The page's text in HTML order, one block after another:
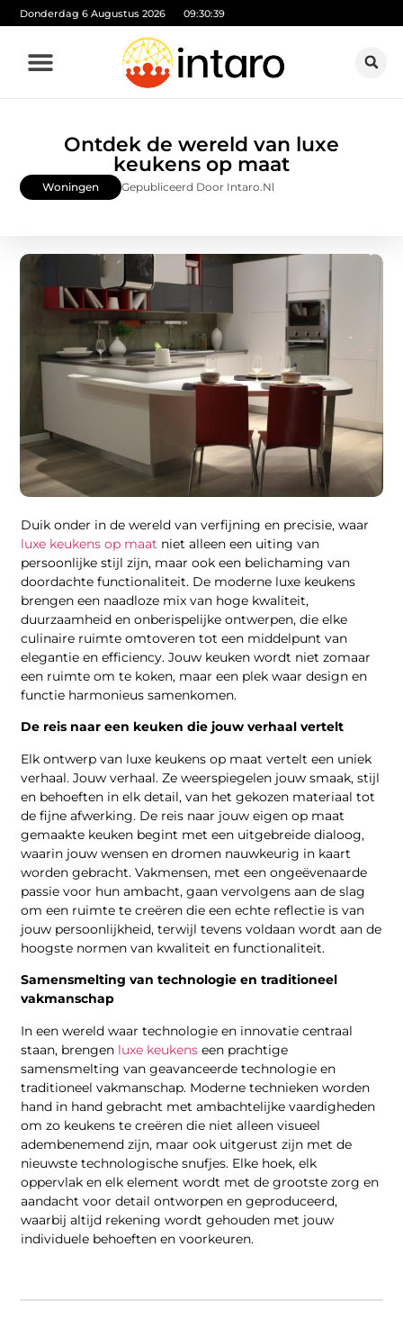
Donderdag 6 Augustus 2026 09:30:40
Ontdek de wereld van luxe
keukens op maat
Woningen Gepubliceerd Door Intaro.nl
Duik onder in de wereld van verfijning en precisie, waar
luxe keukens op maat niet alleen een uiting van
persoonlijke stijl zijn, maar ook een belichaming van
doordachte functionaliteit. De moderne luxe keukens
brengen een naadloze mix van hoge kwaliteit,
duurzaamheid en onberispelijke ontwerpen, die elke
culinaire ruimte omtoveren tot een middelpunt van
elegantie en efficiency. Jouw keuken wordt niet zomaar
een ruimte om te koken, maar een plek waar design en
functie harmonieus samenkomen.
De reis naar een keuken die jouw verhaal vertelt
Elk ontwerp van luxe keukens op maat vertelt een uniek
verhaal. Jouw verhaal. Ze weerspiegelen jouw smaak, stijl
en behoeften in elk detail, van het gekozen materiaal tot
de fijne afwerking. De reis naar jouw eigen op maat
gemaakte keuken begint met een uitgebreide dialoog,
waarin jouw wensen en dromen nauwkeurig in kaart
worden gebracht. Vakmensen, met een ongeëvenaarde
passie voor hun ambacht, gaan vervolgens aan de slag
om een ruimte te creëren die een echte reflectie is van
jouw persoonlijkheid, terwijl tevens voldaan wordt aan de
hoogste normen van kwaliteit en functionaliteit.
Samensmelting van technologie en traditioneel
vakmanschap
In een wereld waar technologie en innovatie centraal
staan, brengen luxe keukens een prachtige
samensmelting van geavanceerde technologie en
traditioneel vakmanschap. Moderne technieken worden
hand in hand gebracht met ambachtelijke vaardigheden
om zo keukens te creëren die niet alleen visueel
adembenemend zijn, maar ook uitgerust zijn met de
nieuwste technologische snufjes. Elke hoek, elk
oppervlak en elk element wordt met de grootste zorg en
aandacht voor detail ontworpen en geproduceerd,
waarbij altijd rekening wordt gehouden met jouw
individuele behoeften en voorkeuren.